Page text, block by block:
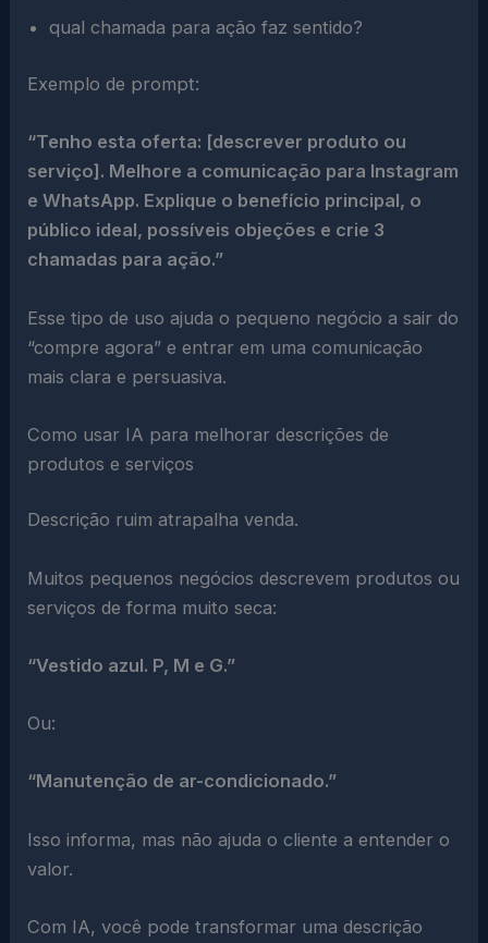
qual chamada para ação faz sentido?
Exemplo de prompt:
“Tenho esta oferta: [descrever produto ou
serviço]. Melhore a comunicação para Instagram
e WhatsApp. Explique o benefício principal, o
público ideal, possíveis objeções e crie 3
chamadas para ação.”
Esse tipo de uso ajuda o pequeno negócio a sair do
“compre agora” e entrar em uma comunicação
mais clara e persuasiva.
Como usar IA para melhorar descrições de
produtos e serviços
Descrição ruim atrapalha venda.
Muitos pequenos negócios descrevem produtos ou
serviços de forma muito seca:
“Vestido azul. P, M e G.”
Ou:
“Manutenção de ar-condicionado.”
Isso informa, mas não ajuda o cliente a entender o
valor.
Com IA, você pode transformar uma descrição